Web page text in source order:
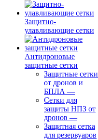
Защитно-
улавливающие сетки
Антидроновые
защитные сетки
Защитные сетки
от дронов и
БПЛА —
Сетки для
защиты НПЗ от
дронов —
Защитная сетка
для резервуаров